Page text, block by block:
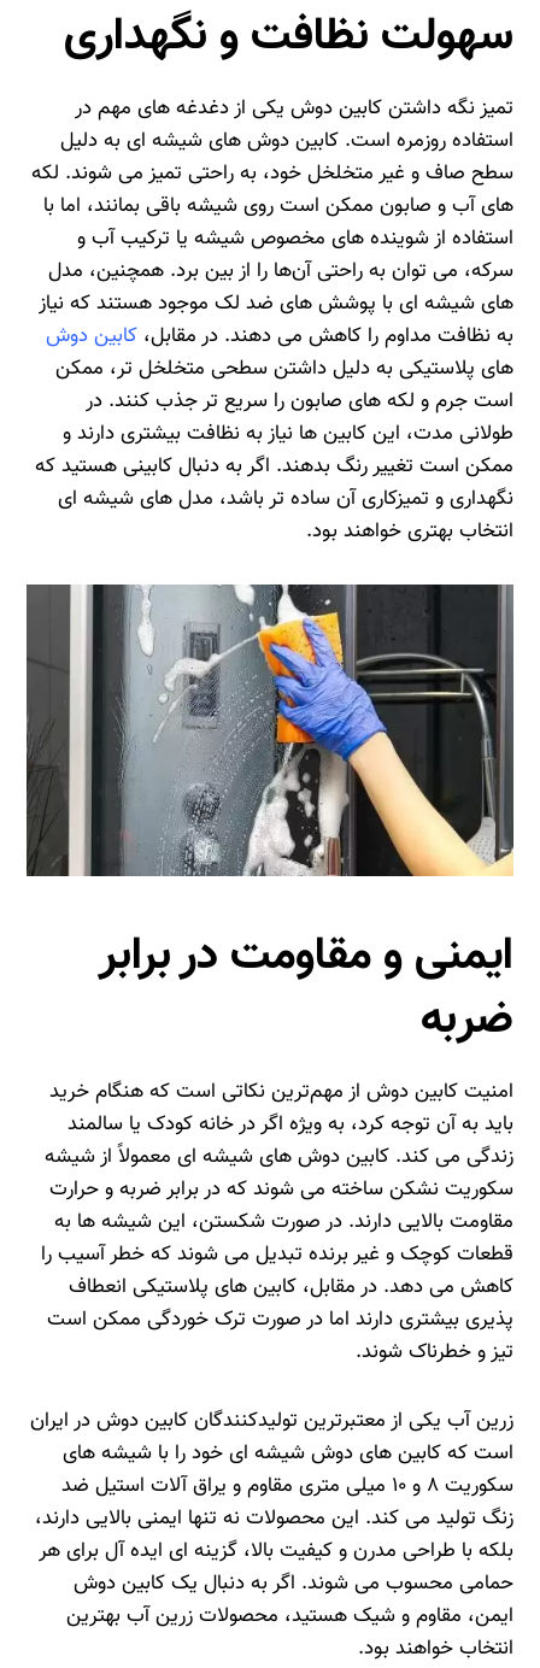
سهولت نظافت و نگهداری
تمیز نگه‌ داشتن کابین دوش یکی از دغدغه‌ های مهم در
استفاده روزمره است. کابین دوش‌ های شیشه‌ ای به دلیل
سطح صاف و غیر متخلخل خود، به‌ راحتی تمیز می‌ شوند. لکه‌
های آب و صابون ممکن است روی شیشه باقی بمانند، اما با
استفاده از شوینده‌ های مخصوص شیشه یا ترکیب آب و
سرکه، می‌ توان به‌ راحتی آن‌ها را از بین برد. همچنین، مدل‌
های شیشه‌ ای با پوشش‌ های ضد لک موجود هستند که نیاز
به نظافت مداوم را کاهش می‌ دهند. در مقابل،کابین دوش‌
های پلاستیکی به دلیل داشتن سطحی متخلخل‌ تر، ممکن
است جرم و لکه‌ های صابون را سریع‌ تر جذب کنند. در
طولانی‌ مدت، این کابین‌ ها نیاز به نظافت بیشتری دارند و
ممکن است تغییر رنگ بدهند. اگر به دنبال کابینی هستید که
نگهداری و تمیزکاری آن ساده‌ تر باشد، مدل‌ های شیشه‌ ای
انتخاب بهتری خواهند بود.
ایمنی و مقاومت در برابر
ضربه
امنیت کابین دوش از مهم‌ترین نکاتی است که هنگام خرید
باید به آن توجه کرد، به‌ ویژه اگر در خانه کودک یا سالمند
زندگی می‌ کند. کابین دوش‌ های شیشه‌ ای معمولاً از شیشه
سکوریت نشکن ساخته می‌ شوند که در برابر ضربه و حرارت
مقاومت بالایی دارند. در صورت شکستن، این شیشه‌ ها به
قطعات کوچک و غیر برنده تبدیل می‌ شوند که خطر آسیب را
کاهش می‌ دهد. در مقابل، کابین‌ های پلاستیکی انعطاف‌
پذیری بیشتری دارند اما در صورت ترک‌ خوردگی ممکن است
تیز و خطرناک شوند.
زرین آب یکی از معتبرترین تولیدکنندگان کابین دوش در ایران
است که کابین‌ های دوش شیشه‌ ای خود را با شیشه‌ های
سکوریت ۸ و ۱۰ میلی‌ متری مقاوم و یراق‌ آلات استیل ضد
زنگ تولید می‌ کند. این محصولات نه‌ تنها ایمنی بالایی دارند،
بلکه با طراحی مدرن و کیفیت بالا، گزینه‌ ای ایده‌ آل برای هر
حمامی محسوب می‌ شوند. اگر به دنبال یک کابین دوش
ایمن، مقاوم و شیک هستید، محصولات زرین آب بهترین
انتخاب خواهند بود.